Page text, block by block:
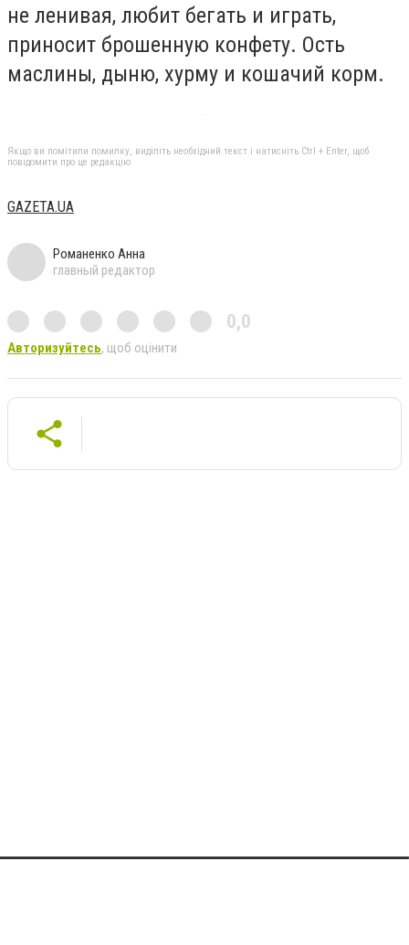
не ленивая, любит бегать и играть,
приносит брошенную конфету. Ость
маслины, дыню, хурму и кошачий корм.
Якщо ви помітили помилку, виділіть необхідний текст і натисніть Ctrl + Enter, щоб
повідомити про це редакцію
GAZETA.UA
Романенко Анна
главный редактор
0,0
Авторизуйтесь, щоб оцінити